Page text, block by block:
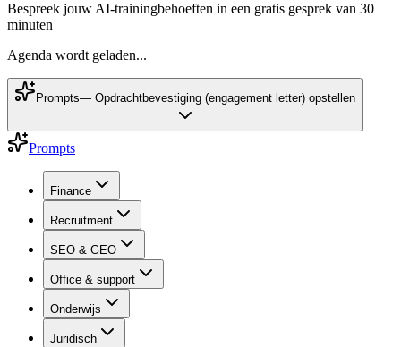
Bespreek jouw AI-trainingbehoeften in een gratis gesprek van 30
minuten
Agenda wordt geladen...
Prompts— Opdrachtbevestiging (engagement letter) opstellen
Prompts
Finance
Recruitment
SEO & GEO
Office & support
Onderwijs
Juridisch